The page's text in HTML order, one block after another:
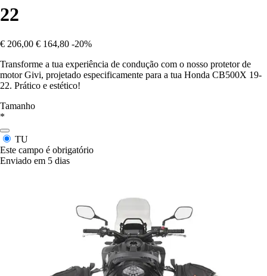
22
€ 206,00 € 164,80 -20%
Transforme a tua experiência de condução com o nosso protetor de
motor Givi, projetado especificamente para a tua Honda CB500X 19-
22. Prático e estético!
Tamanho
*
TU
Este campo é obrigatório
Enviado em 5 dias